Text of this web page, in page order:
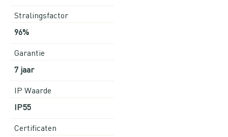
Stralingsfactor
96%
Garantie
7 jaar
IP Waarde
IP55
Certificaten